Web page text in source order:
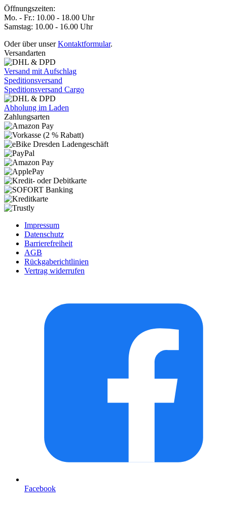
Öffnungszeiten:
Mo. - Fr.: 10.00 - 18.00 Uhr
Samstag: 10.00 - 16.00 Uhr
Oder über unserKontaktformular.
Versandarten
Versand mit Aufschlag
Speditionsversand
Speditionsversand Cargo
Abholung im Laden
Zahlungsarten
Impressum
Datenschutz
Barrierefreiheit
AGB
Rückgaberichtlinien
Vertrag widerrufen
Facebook